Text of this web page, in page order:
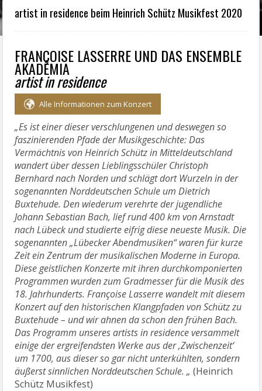
artist in residence beim Heinrich Schütz Musikfest 2020
FRANÇOISE LASSERRE UND DAS ENSEMBLE
AKADÊMIA
artist in residence
Alle Informationen zum Konzert
„Es ist einer dieser verschlungenen und deswegen so
faszinierenden Pfade der Musikgeschichte: Das
Vermächtnis von Heinrich Schütz in Mitteldeutschland
wandert über dessen Lieblingsschüler Christoph
Bernhard nach Norden und schlägt dort Wurzeln in der
sogenannten Norddeutschen Schule um Dietrich
Buxtehude. Den wiederum verehrte der jugendliche
Johann Sebastian Bach, lief rund 400 km von Arnstadt
nach Lübeck und studierte eifrig diese neueste Musik. Die
sogenannten „Lübecker Abendmusiken“ waren für kurze
Zeit ein Zentrum der musikalischen Moderne in Europa.
Diese geistlichen Konzerte mit ihren durchkomponierten
Programmen wurden zum Gradmesser für die Musik des
18. Jahrhunderts. Françoise Lasserre wandelt mit diesem
Konzert auf den historischen Klangpfaden von Schütz zu
Buxtehude – und wir ahnen da schon den frühen Bach.
Das Programm unseres artists in residence versammelt
einige der ergreifendsten Werke aus der ‚Zwischenzeit‘
um 1700, aus dieser so gar nicht unterkühlten, sondern
äußerst sinnlichen Norddeutschen Schule.„ (Heinrich
Schütz Musikfest)